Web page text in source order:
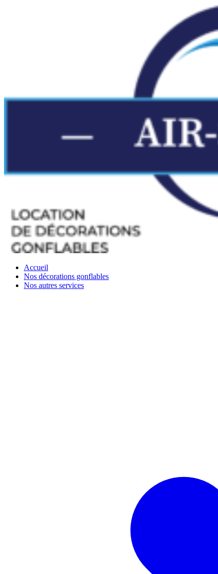
Accueil
Nos décorations gonflables
Nos autres services